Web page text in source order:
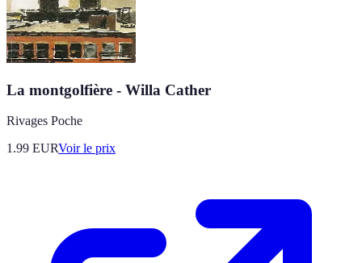
La montgolfière - Willa Cather
Rivages Poche
1.99 EURVoir le prix